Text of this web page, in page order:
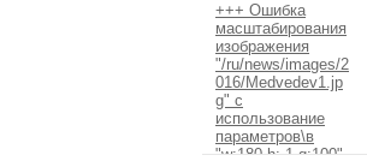
+++ Ошибка
масштабирования
изображения
"/ru/news/images/2
016/Medvedev1.jp
g" с
использование
параметров\в
"w:180,h:-1,q:100".